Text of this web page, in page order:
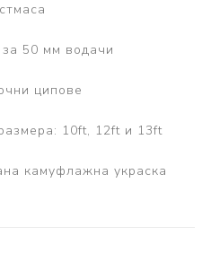
50 мм водачи
ципове
10ft, 12ft и 13ft
камуфлажна украска